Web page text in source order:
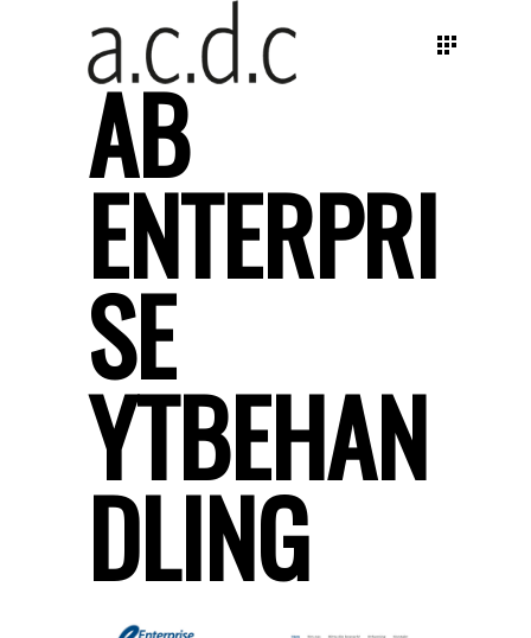
AB
ENTERPRI
SE
YTBEHAN
DLING